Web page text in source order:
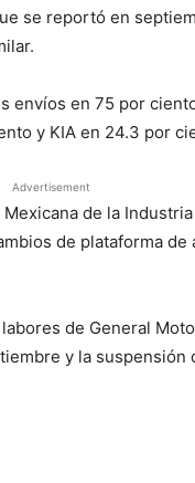
se reportó en
envíos en 75 por
y KIA en 24.3 por
Advertisement
de la
de plataforma de
de General
y la suspensión